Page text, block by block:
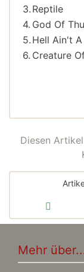
3. Reptile
4. God Of
5. Hell Ain't
6. Creature
Diesen
Mehr